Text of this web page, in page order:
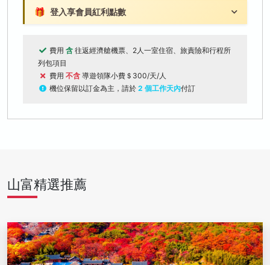
🎁 登入享會員紅利點數
費用 含 往返經濟艙機票、2人一室住宿、旅責險和行程所
列包項目
費用 不含 導遊領隊小費＄300/天/人
機位保留以訂金為主，請於 2 個工作天內付訂
山富精選推薦